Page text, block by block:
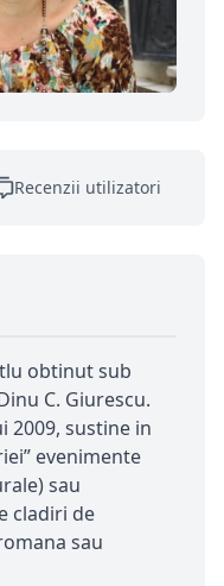
Recenzii utilizatori
obtinut sub
C. Giurescu.
2009, sustine in
evenimente
sau
cladiri de
sau